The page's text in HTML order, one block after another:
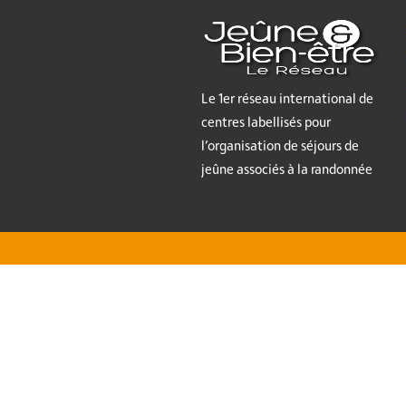
Le 1er réseau international de
centres labellisés pour
l’organisation de séjours de
jeûne associés à la randonnée